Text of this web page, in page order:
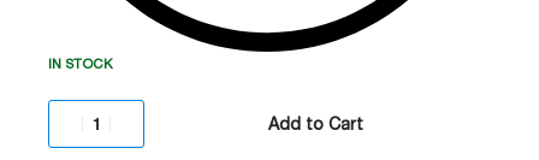
IN STOCK
Add to Cart